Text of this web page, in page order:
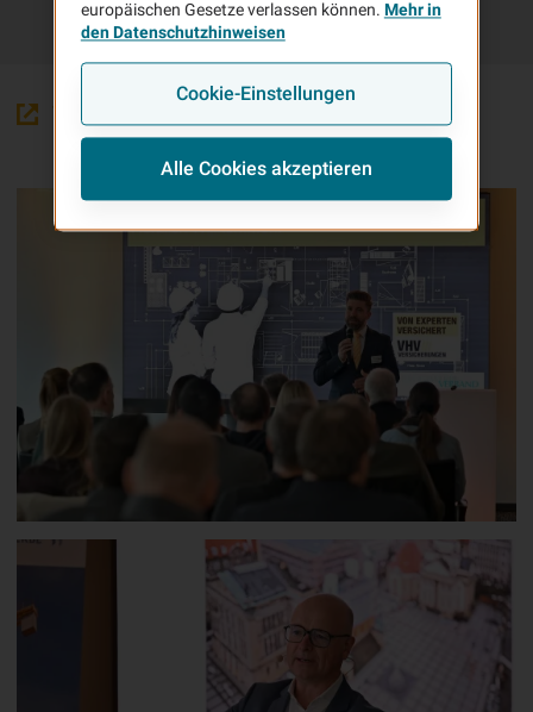
Veranstaltungsübersicht
europäischen Gesetze verlassen können. Mehr in
den Datenschutzhinweisen
Cookie-Einstellungen
Alle Cookies akzeptieren